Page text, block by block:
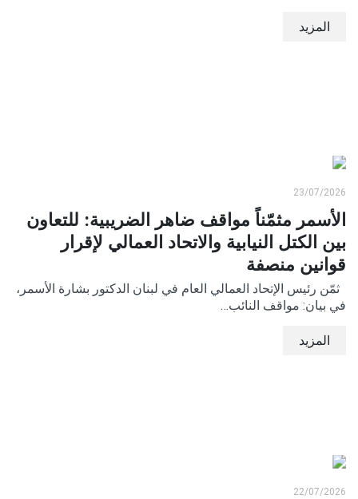
المزيد
23/07/2026
الأسمر مثمّناً مواقف ضاهر الضريبية: للتعاون
بين الكتل النيابية والاتحاد العمالي لإقرار
قوانين منصفة
ثمّن رئيس الإتحاد العمالي العام في لبنان الدكتور بشارة الأسمر،
في بيان: مواقف النائب…
المزيد
22/07/2026